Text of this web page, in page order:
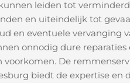
leiden tot
en uiteindelijk tot
en eventuele vervanging
onnodig dure reparaties
De
biedt de expertise en